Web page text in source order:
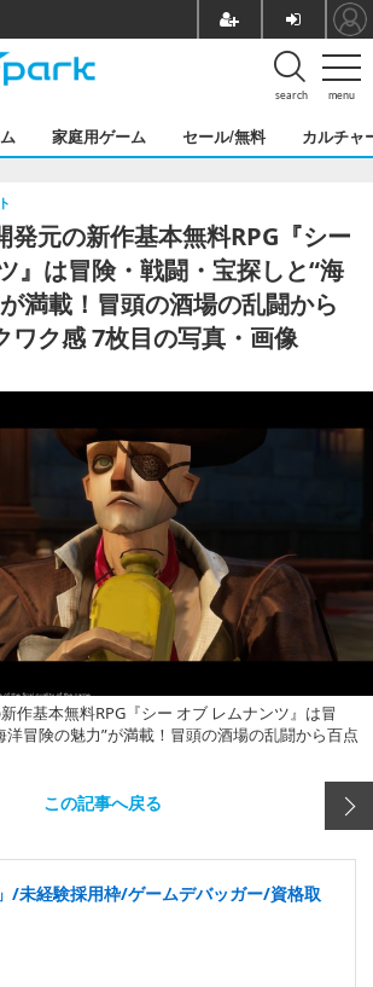
menu
search
家庭用ゲーム セール/無料 カルチャ
発元の新作基本無料RPG『シー
』は冒険・戦闘・宝探しと“海
満載！冒頭の酒場の乱闘から
ワク感 7枚目の写真・画像
作基本無料RPG『シー オブ レムナンツ』は冒
洋冒険の魅力”が満載！冒頭の酒場の乱闘から百点
この記事へ戻る
/未経験採用枠/ゲームデバッガー/資格取